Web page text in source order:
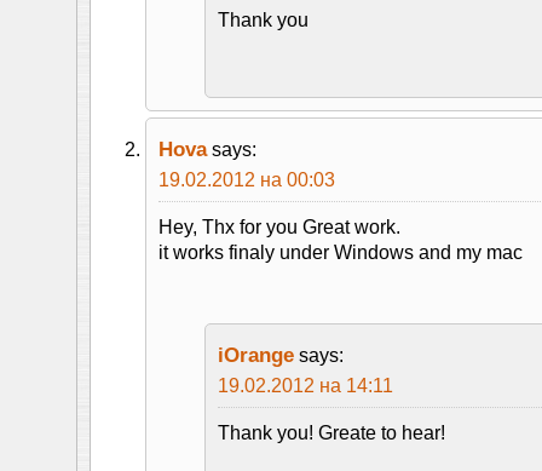
Thank you
Hova says:
19.02.2012 на 00:03
Hey, Thx for you Great work.
it works finaly under Windows and my mac
iOrange says:
19.02.2012 на 14:11
Thank you! Greate to hear!